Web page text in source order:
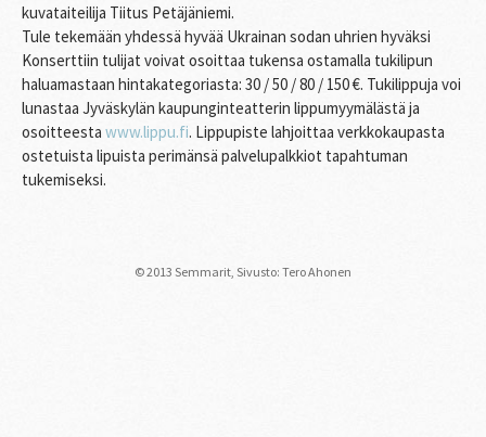
kuvataiteilija Tiitus Petäjäniemi.
Tule tekemään yhdessä hyvää Ukrainan sodan uhrien hyväksi
Konserttiin tulijat voivat osoittaa tukensa ostamalla tukilipun
haluamastaan hintakategoriasta: 30 / 50 / 80 / 150 €. Tukilippuja voi
lunastaa Jyväskylän kaupunginteatterin lippumyymälästä ja
osoitteesta www.lippu.fi. Lippupiste lahjoittaa verkkokaupasta
ostetuista lipuista perimänsä palvelupalkkiot tapahtuman
tukemiseksi.
© 2013 Semmarit, Sivusto: Tero Ahonen